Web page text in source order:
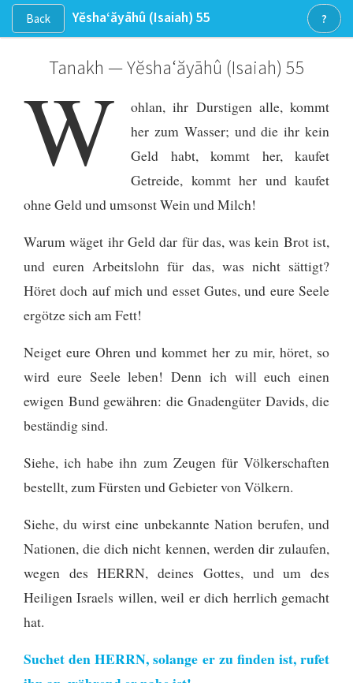
Back Yĕsha‘ăyāhû (Isaiah) 55 ?
Tanakh — Yĕsha‘ăyāhû (Isaiah) 55
W
ohlan, ihr Durstigen alle, kommt
her zum Wasser; und die ihr kein
Geld habt, kommt her, kaufet
Getreide, kommt her und kaufet
ohne Geld und umsonst Wein und Milch!
Warum wäget ihr Geld dar für das, was kein Brot ist,
und euren Arbeitslohn für das, was nicht sättigt?
Höret doch auf mich und esset Gutes, und eure Seele
ergötze sich am Fett!
Neiget eure Ohren und kommet her zu mir, höret, so
wird eure Seele leben! Denn ich will euch einen
ewigen Bund gewähren: die Gnadengüter Davids, die
beständig sind.
Siehe, ich habe ihn zum Zeugen für Völkerschaften
bestellt, zum Fürsten und Gebieter von Völkern.
Siehe, du wirst eine unbekannte Nation berufen, und
Nationen, die dich nicht kennen, werden dir zulaufen,
wegen des HERRN, deines Gottes, und um des
Heiligen Israels willen, weil er dich herrlich gemacht
hat.
Suchet den HERRN, solange er zu finden ist, rufet